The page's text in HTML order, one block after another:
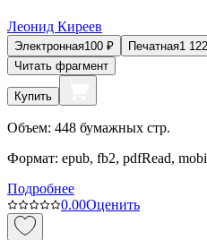
Леонид Киреев
Электронная100 ₽ Печатная1 122
Читать фрагмент
Купить
Объем: 448 бумажных стр.
Формат: epub, fb2, pdfRead, mobi
Подробнее
0.00Оценить